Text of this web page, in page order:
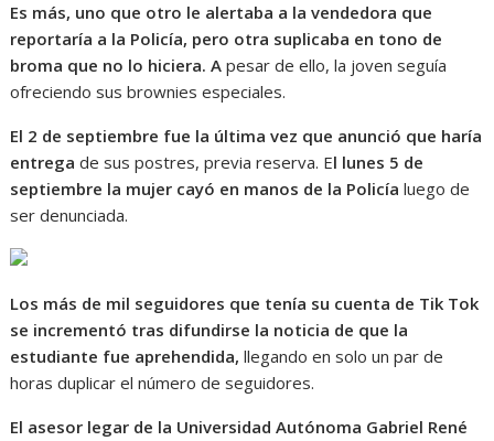
Es más, uno que otro le alertaba a la vendedora que
reportaría a la Policía, pero otra suplicaba en tono de
broma que no lo hiciera. A pesar de ello, la joven seguía
ofreciendo sus brownies especiales.
El 2 de septiembre fue la última vez que anunció que haría
entregade sus postres, previa reserva. El lunes 5 de
septiembre la mujer cayó en manos de la Policía luego de
ser denunciada.
Los más de mil seguidores que tenía su cuenta de Tik Tok
se incrementó tras difundirse la noticia de que la
estudiante fue aprehendida, llegando en solo un par de
horas duplicar el número de seguidores.
El asesor legar de la Universidad Autónoma Gabriel René